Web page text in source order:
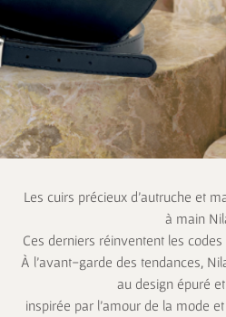
Les cuirs précieux d’autruche et
à main
Ces derniers réinventent les
À l’avant-garde des tendances,
au design épuré
inspirée par l’amour de la mode